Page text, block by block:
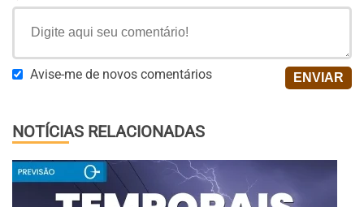
Avise-me de novos comentários
NOTÍCIAS RELACIONADAS